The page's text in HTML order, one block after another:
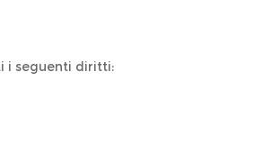
i seguenti diritti: